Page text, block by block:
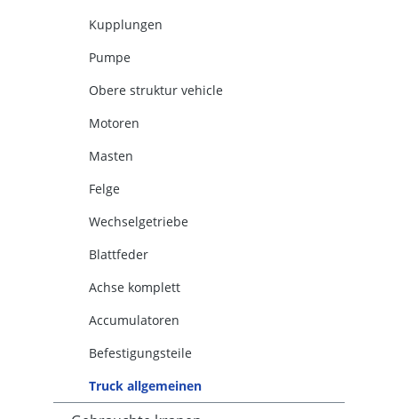
Kupplungen
Pumpe
Obere struktur vehicle
Motoren
Masten
Felge
Wechselgetriebe
Blattfeder
Achse komplett
Accumulatoren
Befestigungsteile
Truck allgemeinen